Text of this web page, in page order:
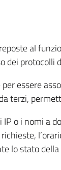
al
dei protocolli
essere
terzi,
o i nomi a
lo stato